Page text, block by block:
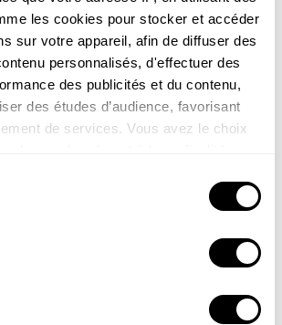
les cookies pour stocker et accéder
sur votre appareil, afin de diffuser des
personnalisés, d'effectuer des
des publicités et du contenu,
des études d’audience, favorisant
de services. Vous avez le choix
la Déclaration relative aux
sur l'icône de confidentialité.
nous aimerions également :
qui peuvent être précises à plusieurs
nature qui fait du bien !
nature hebdomadaire : reportages,
Minute Nature, …
Voir un exemple
vous acceptez la
.Vous pouvez